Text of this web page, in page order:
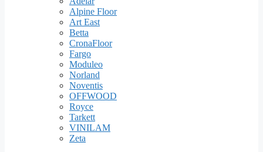
Alpine Floor
Art East
Betta
CronaFloor
Fargo
Moduleo
Norland
Noventis
OFFWOOD
Royce
Tarkett
VINILAM
Zeta